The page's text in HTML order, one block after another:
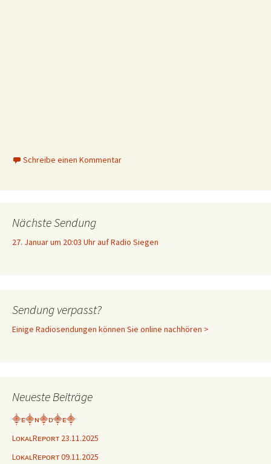
Schreibe einen Kommentar
Nächste Sendung
27. Januar um 20:03 Uhr auf Radio Siegen
Sendung verpasst?
Einige Radiosendungen können Sie online nachhören >
Neueste Beiträge
⸎ᴇ⸎ɴ⸎ᴅ⸎ᴇ⸎
LᴏᴋᴀʟRᴇᴘᴏʀᴛ 23.11.2025
LᴏᴋᴀʟRᴇᴘᴏʀᴛ 09.11.2025